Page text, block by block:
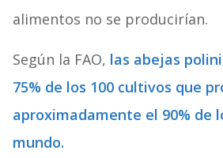
alimentos no se producirían.
Según la FAO, las abejas
75% de los 100 cultivos que
aproximadamente el 90% de
mundo.